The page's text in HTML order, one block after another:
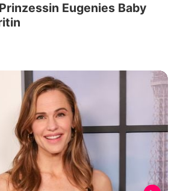
Eugenies Baby